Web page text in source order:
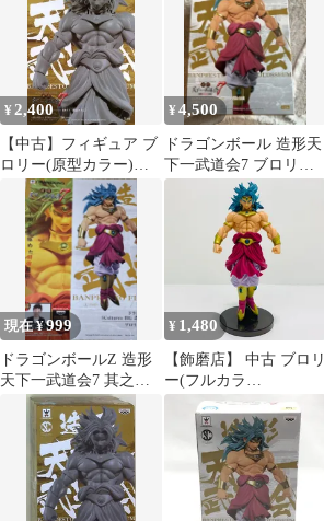
¥ 2,400
【中古】フィギュア ブ
ロリー(原型カラー)
「ドラゴンボールZ」
SCultures BIG 造形天下
一武道会7 其之三
¥4,500
ドラゴンボール 造形天
下一武道会7 ブロリー
フィギュア 未開封
現在 ¥999
ドラゴンボールZ 造形
天下一武道会7 其之三
ブロリー 販促ポスター
¥ 1,480
【飾磨店】 中古 ブロリ
ー(フルカラ
ー)SCulturesBIG造形天
下一武道会7其之三「ド
ラゴンボールZ」